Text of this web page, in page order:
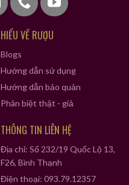
HIỂU VỀ RƯỢU
Blogs
Hướng dẫn sử dụng
Hướng dẫn bảo quản
Phân biệt thật - giả
THÔNG TIN LIÊN HỆ
Địa chỉ: Số 232/19 Quốc Lộ 13,
F26, Bình Thạnh
Điện thoại: 093.79.12357